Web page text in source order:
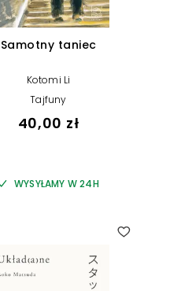
Samotny taniec
Kotomi Li
Tajfuny
40,00 zł
WYSYŁAMY W 24H